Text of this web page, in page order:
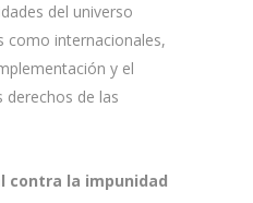
del universo
como internacionales,
y el
de las
contra la impunidad